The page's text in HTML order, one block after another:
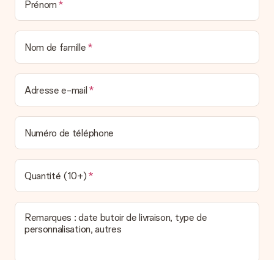
manière votre paquet vous sera livré, merci de bien vouloir
contacter notre service client.
Paiement
Comment puis-je régler ma commande ?
Nous proposons les formes de paiement suivantes : Paypal,
carte bancaire ou par virement bancaire. Comptez un délai de
3 jours supplémentaires pour la livraison de votre cadeau en
cas de paiement par virement bancaire.
Réception du cadeau
Que puis-je faire si le cadeau ne me convient pas tout à
fait ?
Nous déplorons le fait que votre cadeau ne vous plaise pas.
Vous pouvez dans ce cas contacter notre service client qui
La facture est-elle envoyée avec le cadeau ?
Nous n’envoyons pas de facture avec le cadeau. Nous vous
Prénom
Nom de famille
Adresse e-mail
Numéro de téléphone
Quantité (10+)
Remarques : date butoir de livraison, type de
personnalisation, autres